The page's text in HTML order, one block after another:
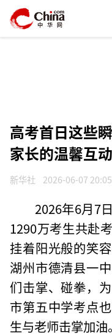
高考首日这些
家长的温馨互动
新华社 2026-06-07
2026年6月7
1290万考生共赴
挂着阳光般的笑
湖州市德清县一
们击掌、碰拳，
市第五中学考点
生与老师击掌加油。